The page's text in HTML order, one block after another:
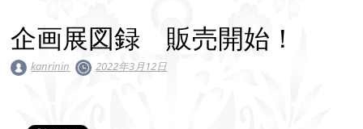
企画展図録 販売開始！
kanrinin 2022年3月12日